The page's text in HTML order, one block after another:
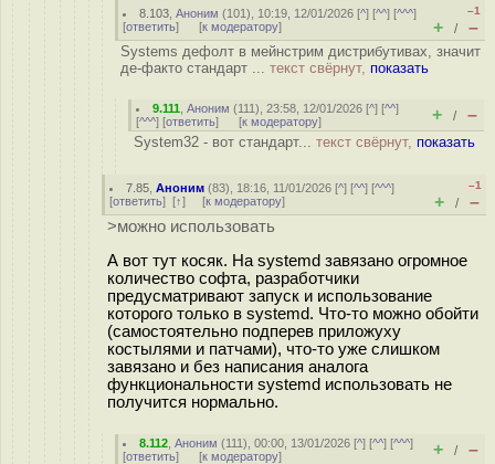
8.103 ,Аноним (101), 10:19, 12/01/2026 [^] [^^] [^^^]
[ответить] [к модератору]
–1
+ / –
Systems дефолт в мейнстрим дистрибутивах, значит
де-факто стандарт ... текст свёрнут, показать
9.111 ,Аноним (111), 23:58, 12/01/2026 [^] [^^]
[^^^] [ответить] [к модератору] + / –
System32 - вот стандарт... текст свёрнут, показать
7.85 ,Аноним (83), 18:16, 11/01/2026 [^] [^^] [^^^]
[ответить] [↑] [к модератору]
–1
+ / –
>можно использовать
А вот тут косяк. На systemd завязано огромное
количество софта, разработчики
предусматривают запуск и использование
которого только в systemd. Что-то можно обойти
(самостоятельно подперев приложуху
костылями и патчами), что-то уже слишком
завязано и без написания аналога
функциональности systemd использовать не
получится нормально.
8.112 ,Аноним (111), 00:00, 13/01/2026 [^] [^^] [^^^]
[ответить] [к модератору] + / –